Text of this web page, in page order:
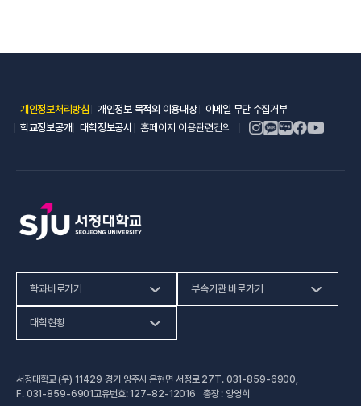
개인정보처리방침(새 창 열림)
개인정보 목적외 이용대장(새 창 열림)
이메일 무단 수집거부(새 창 열림)
학교정보공개(새 창 열림)
대학정보공시(새 창 열림)
홈페이지 이용관련건의
학과바로가기
인문사회계열
공학계열
부속기관 바로가기
건강증진센터(새 창 열림)
대학현황
대학정보공시(새 창 열림)
서정대학교 (우) 11429 경기 양주시 은현면 서정로 27T. 031-859-6900
F. 031-859-6901고유번호: 127-82-12016 총장 : 양영희